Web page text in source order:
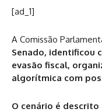
[ad_1]
A Comissão
Senado, identificou
evasão fiscal,
algorítmica com
O cenário é